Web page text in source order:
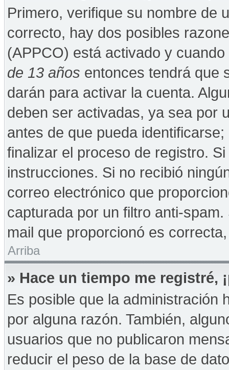
Primero, verifique su nombre de
correcto, hay dos posibles
(APPCO) está activado y
de 13 años entonces tendrá que
darán para activar la cuenta.
deben ser activadas, ya sea por
antes de que pueda
finalizar el proceso de registro.
instrucciones. Si no recibió
correo electrónico que
capturada por un filtro anti-
mail que proporcionó es
Arriba
» Hace un tiempo me registré,
Es posible que la administración
por alguna razón. También,
usuarios que no publicaron
reducir el peso de la base de